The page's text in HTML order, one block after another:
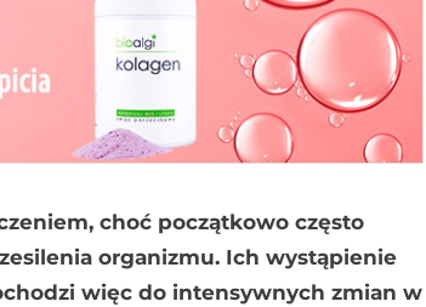
choć początkowo często
organizmu. Ich wystąpienie
więc do intensywnych zmian w